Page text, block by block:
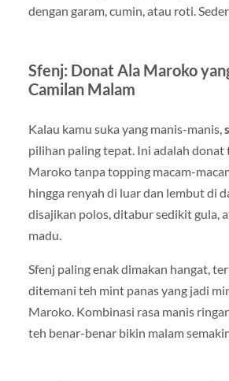
dengan garam, cumin, atau roti.
Sfenj: Donat Ala Maroko
Camilan Malam
Kalau kamu suka yang manis-manis,
pilihan paling tepat. Ini adalah donat
Maroko tanpa topping macam-
hingga renyah di luar dan lembut di
disajikan polos, ditabur sedikit gula,
madu.
Sfenj paling enak dimakan hangat,
ditemani teh mint panas yang jadi
Maroko. Kombinasi rasa manis
teh benar-benar bikin malam